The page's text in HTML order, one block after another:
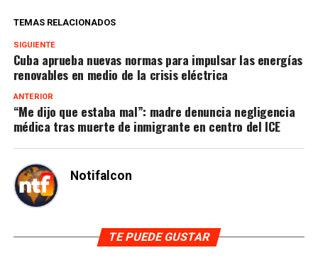
TEMAS RELACIONADOS
SIGUIENTE
Cuba aprueba nuevas normas para impulsar las energías
renovables en medio de la crisis eléctrica
ANTERIOR
“Me dijo que estaba mal”: madre denuncia negligencia
médica tras muerte de inmigrante en centro del ICE
Notifalcon
TE PUEDE GUSTAR